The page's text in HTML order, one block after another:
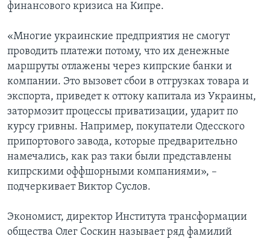
финансового кризиса на Кипре.
«Многие украинские предприятия не смогут
проводить платежи потому, что их денежные
маршруты отлажены через кипрские банки и
компании. Это вызовет сбои в отгрузках товара и
экспорта, приведет к оттоку капитала из Украины,
затормозит процессы приватизации, ударит по
курсу гривны. Например, покупатели Одесского
припортового завода, которые предварительно
намечались, как раз таки были представлены
кипрскими оффшорными компаниями», –
подчеркивает Виктор Суслов.
Экономист, директор Института трансформации
общества Олег Соскин называет ряд фамилий